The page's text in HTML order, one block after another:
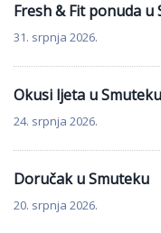
Fresh & Fit ponuda u
31. srpnja 2026.
Okusi ljeta u Smuteku
24. srpnja 2026.
Doručak u Smuteku
20. srpnja 2026.